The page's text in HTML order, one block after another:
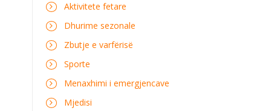
Aktivitete fetare
Dhurime sezonale
Zbutje e varfërisë
Sporte
Menaxhimi i emergjencave
Mjedisi